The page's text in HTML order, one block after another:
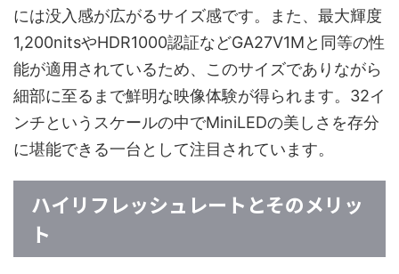
には没入感が広がるサイズ感です。また、最大輝度
1,200nitsやHDR1000認証などGA27V1Mと同等の性
能が適用されているため、このサイズでありながら
細部に至るまで鮮明な映像体験が得られます。32イ
ンチというスケールの中でMiniLEDの美しさを存分
に堪能できる一台として注目されています。
ハイリフレッシュレートとそのメリッ
ト